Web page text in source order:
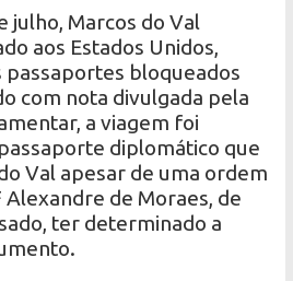
julho, Marcos do Val
aos Estados Unidos,
passaportes bloqueados
com nota divulgada pela
a viagem foi
diplomático que
Val apesar de uma ordem
Alexandre de Moraes, de
ter determinado a